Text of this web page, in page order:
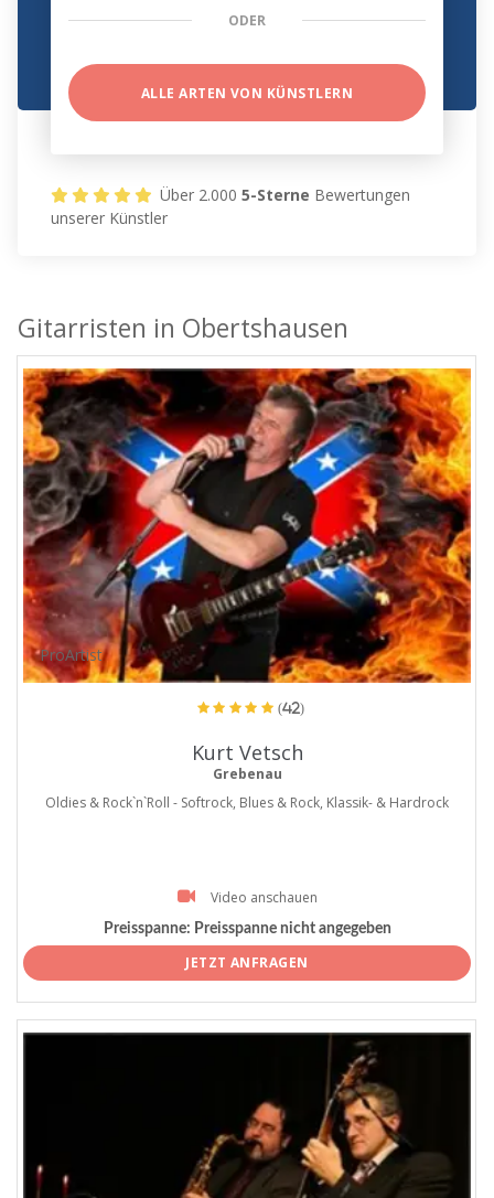
ODER
ALLE ARTEN VON KÜNSTLERN
Über 2.0005-Sterne Bewertungen
unserer Künstler
Gitarristen in Obertshausen
ProArtist
(42)
Kurt Vetsch
Grebenau
Oldies & Rock`n`Roll - Softrock, Blues & Rock, Klassik- & Hardrock
Video anschauen
Preisspanne: Preisspanne nicht angegeben
JETZT ANFRAGEN